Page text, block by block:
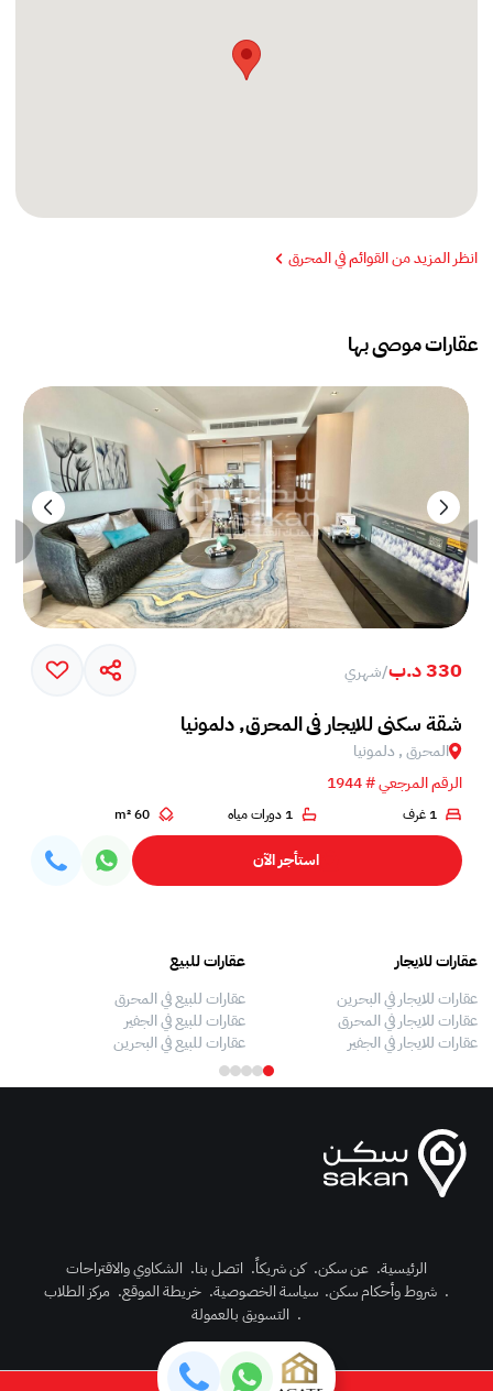
انظر المزيد من القوائم في المحرق
عقارات موصى بها
330 د.ب /شهري
شقة سكني للايجار في المحرق, دلمونيا
المحرق , دلمونيا
الرقم المرجعي # 1944
1 غرف 1 دورات مياه 60 m²
استأجر الآن
عقارات للايجار
عقارات للايجار في البحرين
عقارات للايجار في المحرق
عقارات للايجار في الجفير
عقارات للبيع
عقارات للبيع في المحرق
عقارات للبيع في الجفير
عقارات للبيع في البحرين
الرئيسية. عن سكن. كن شريكاً. اتصل بنا. الشكاوي والاقتراحات
. شروط وأحكام سكن. سياسة الخصوصية. خريطة الموقع. مركز الطلاب
. التسويق بالعمولة